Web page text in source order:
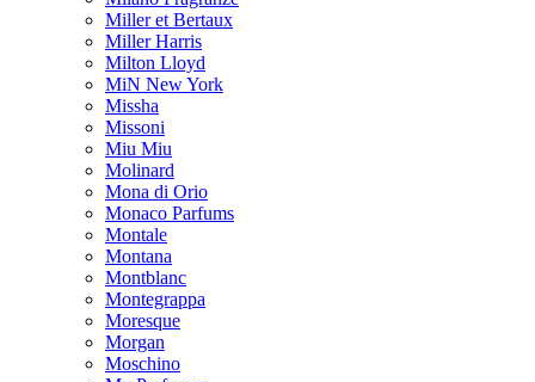
Miller et Bertaux
Miller Harris
Milton Lloyd
MiN New York
Missha
Missoni
Miu Miu
Molinard
Mona di Orio
Monaco Parfums
Montale
Montana
Montblanc
Montegrappa
Moresque
Morgan
Moschino